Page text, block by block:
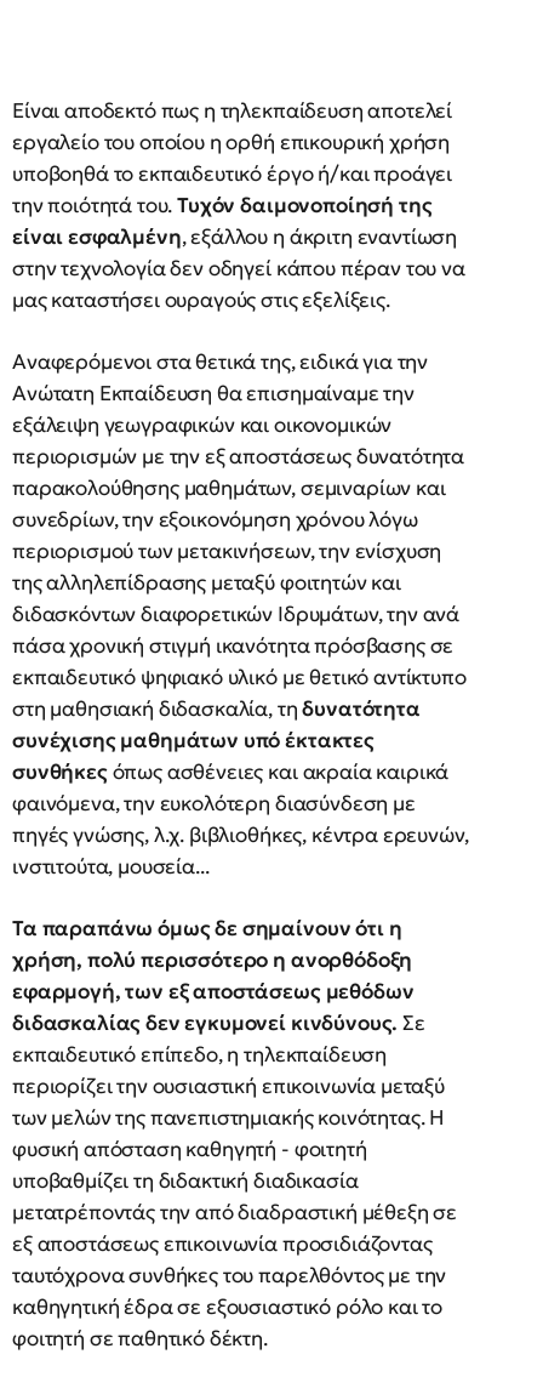
Είναι αποδεκτό πως η τηλεκπαίδευση αποτελεί
εργαλείο του οποίου η ορθή επικουρική χρήση
υποβοηθά το εκπαιδευτικό έργο ή/και προάγει
την ποιότητά του.Τυχόν δαιμονοποίησή της
είναι εσφαλμένη, εξάλλου η άκριτη εναντίωση
στην τεχνολογία δεν οδηγεί κάπου πέραν του να
μας καταστήσει ουραγούς στις εξελίξεις.
Αναφερόμενοι στα θετικά της, ειδικά για την
Ανώτατη Εκπαίδευση θα επισημαίναμε την
εξάλειψη γεωγραφικών και οικονομικών
περιορισμών με την εξ αποστάσεως δυνατότητα
παρακολούθησης μαθημάτων, σεμιναρίων και
συνεδρίων, την εξοικονόμηση χρόνου λόγω
περιορισμού των μετακινήσεων, την ενίσχυση
της αλληλεπίδρασης μεταξύ φοιτητών και
διδασκόντων διαφορετικών Ιδρυμάτων, την ανά
πάσα χρονική στιγμή ικανότητα πρόσβασης σε
εκπαιδευτικό ψηφιακό υλικό με θετικό αντίκτυπο
στη μαθησιακή διδασκαλία, τηδυνατότητα
συνέχισης μαθημάτων υπό έκτακτες
συνθήκεςόπως ασθένειες και ακραία καιρικά
φαινόμενα, την ευκολότερη διασύνδεση με
πηγές γνώσης, λ.χ. βιβλιοθήκες, κέντρα ερευνών,
ινστιτούτα, μουσεία...
Τα παραπάνω όμως δε σημαίνουν ότι η
χρήση, πολύ περισσότερο η ανορθόδοξη
εφαρμογή, των εξ αποστάσεως μεθόδων
διδασκαλίας δεν εγκυμονεί κινδύνους. Σε
εκπαιδευτικό επίπεδο, η τηλεκπαίδευση
περιορίζει την ουσιαστική επικοινωνία μεταξύ
των μελών της πανεπιστημιακής κοινότητας. Η
φυσική απόσταση καθηγητή - φοιτητή
υποβαθμίζει τη διδακτική διαδικασία
μετατρέποντάς την από διαδραστική μέθεξη σε
εξ αποστάσεως επικοινωνία προσιδιάζοντας
ταυτόχρονα συνθήκες του παρελθόντος με την
καθηγητική έδρα σε εξουσιαστικό ρόλο και το
φοιτητή σε παθητικό δέκτη.